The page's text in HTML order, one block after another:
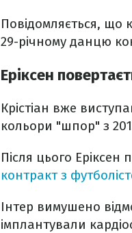
Повідомляється, що
29-річному данцю
Еріксен
Крістіан вже
кольори "шпор" з
Після цього Еріксен
контракт з
Інтер вимушено
імплантували